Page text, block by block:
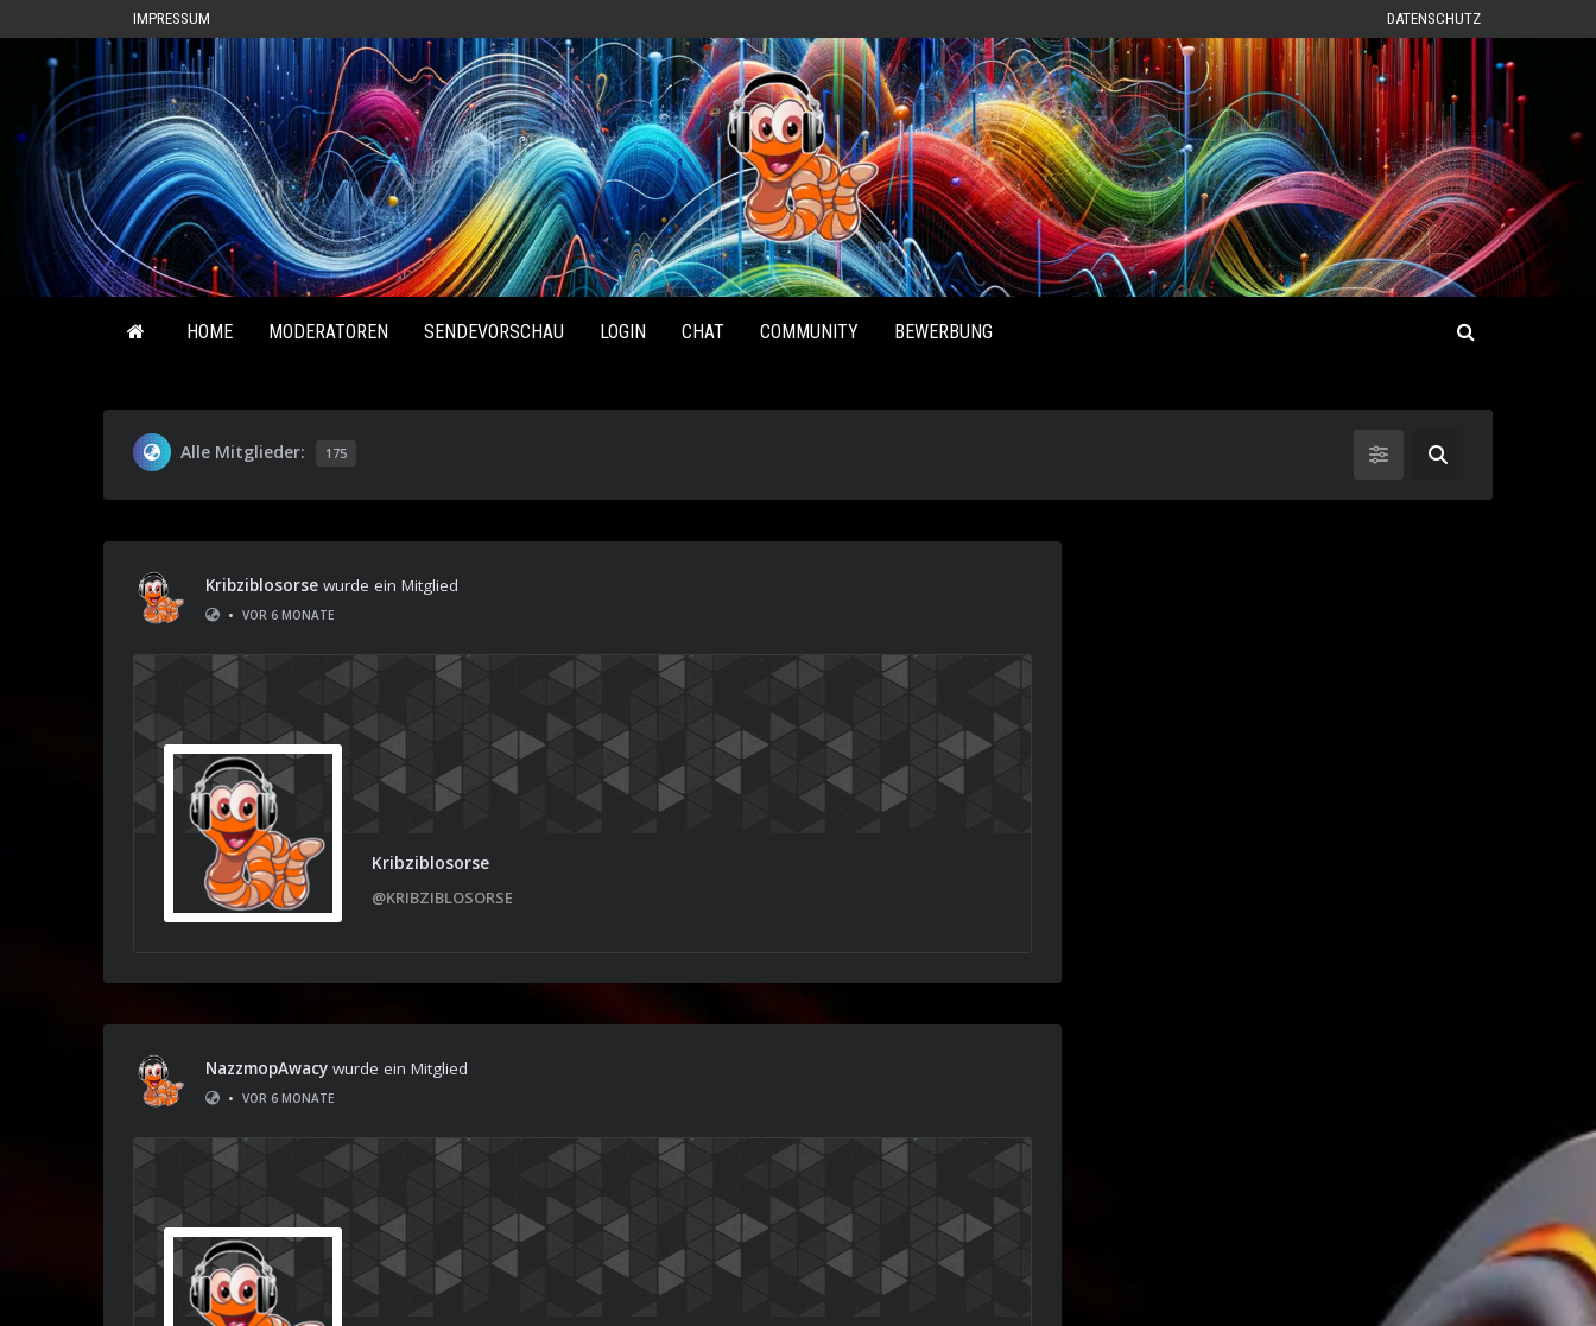
IMPRESSUM DATENSCHUTZ
Radio
Waterlu
HOME MODERATOREN SENDEVORSCHAU LOGIN CHAT COMMUNITY BEWERBUNG
Alle Mitglieder: 175
Kribziblosorse wurde ein Mitglied
• VOR 6 MONATE
Kribziblosorse
@KRIBZIBLOSORSE
NazzmopAwacy wurde ein Mitglied
• VOR 6 MONATE